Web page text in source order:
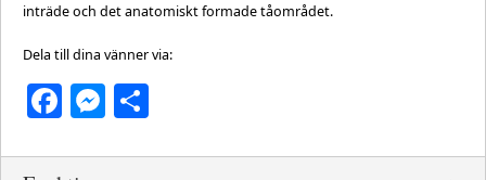
inträde och det anatomiskt formade tåområdet.
Dela till dina vänner via:
Facebook
Messenger